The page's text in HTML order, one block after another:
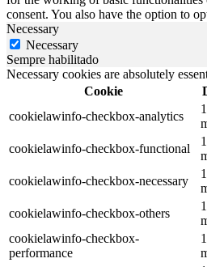
consent. You also have the option to
Necessary
Necessary
Sempre habilitado
Necessary cookies are absolutely
Cookie
cookielawinfo-checkbox-analytics
cookielawinfo-checkbox-functional
cookielawinfo-checkbox-necessary
cookielawinfo-checkbox-others
cookielawinfo-checkbox-
performance